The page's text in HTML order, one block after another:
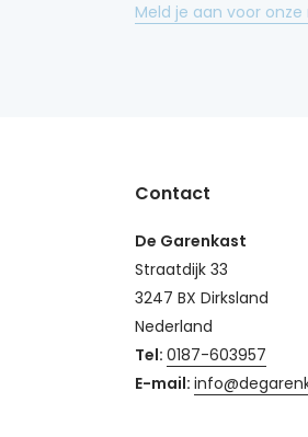
Meld je aan voor
Contact
De Garenkast
Straatdijk 33
3247 BX Dirksland
Nederland
Tel: 0187-603957
E-mail: